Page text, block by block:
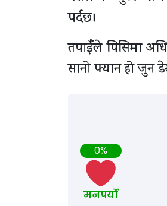
पर्दछ।
तपाईँले पिसिमा
सानो फ्यान हो जुन
0%
मनपर्यो